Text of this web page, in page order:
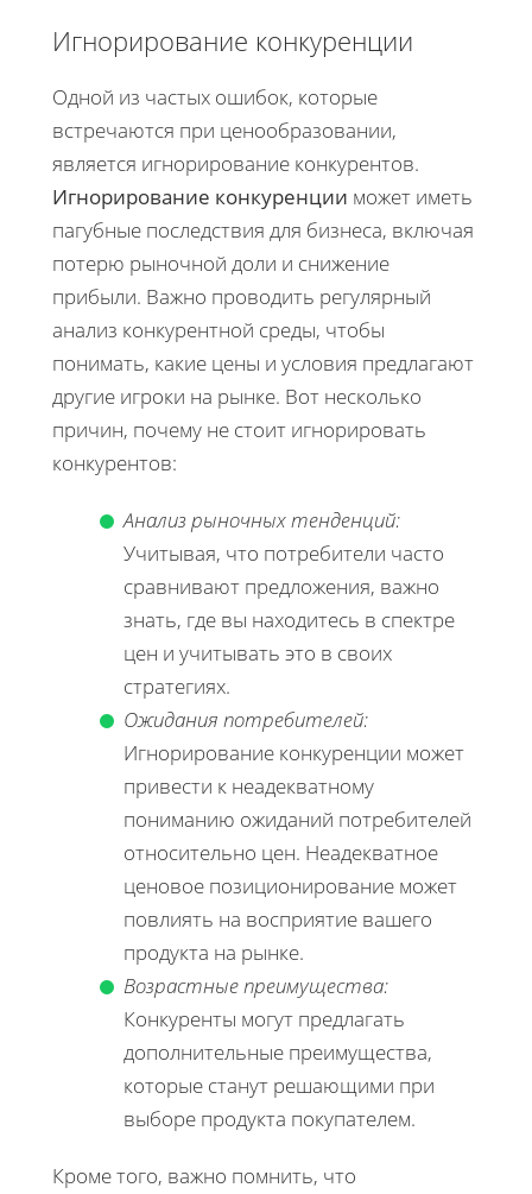
Игнорирование конкуренции
Одной из частых ошибок, которые
встречаются при ценообразовании,
является игнорирование конкурентов.
Игнорирование конкуренции может иметь
пагубные последствия для бизнеса, включая
потерю рыночной доли и снижение
прибыли. Важно проводить регулярный
анализ конкурентной среды, чтобы
понимать, какие цены и условия предлагают
другие игроки на рынке. Вот несколько
причин, почему не стоит игнорировать
конкурентов:
Анализ рыночных тенденций:
Учитывая, что потребители часто
сравнивают предложения, важно
знать, где вы находитесь в спектре
цен и учитывать это в своих
стратегиях.
Ожидания потребителей:
Игнорирование конкуренции может
привести к неадекватному
пониманию ожиданий потребителей
относительно цен. Неадекватное
ценовое позиционирование может
повлиять на восприятие вашего
продукта на рынке.
Возрастные преимущества:
Конкуренты могут предлагать
дополнительные преимущества,
которые станут решающими при
выборе продукта покупателем.
Кроме того, важно помнить, что